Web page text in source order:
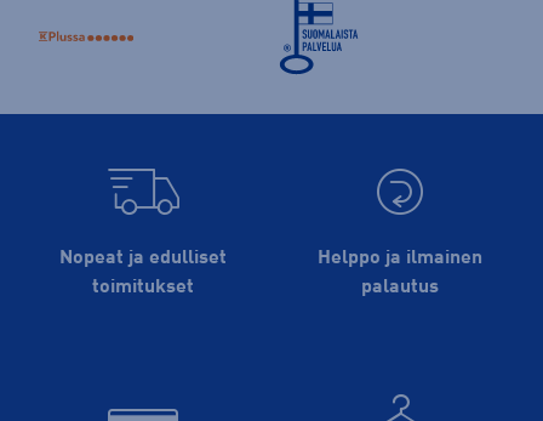
Nopeat ja edulliset
toimitukset
Helppo ja ilmainen
palautus